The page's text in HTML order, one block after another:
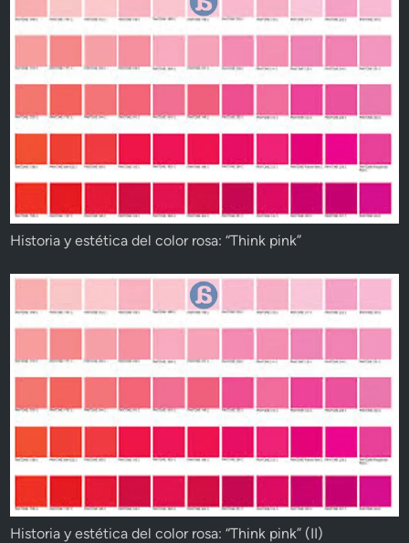
Historia y estética del color rosa: “Think pink”
Historia y estética del color rosa: “Think pink” (II)